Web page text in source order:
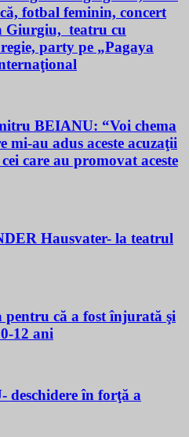
fotbal feminin, concert
Giurgiu, teatru cu
party pe „Pagaya
BEIANU: “Voi chema
mi-au adus aceste acuzaţii
care au promovat aceste
Hausvater- la teatrul
pentru că a fost înjurată şi
12 ani
în forţă a